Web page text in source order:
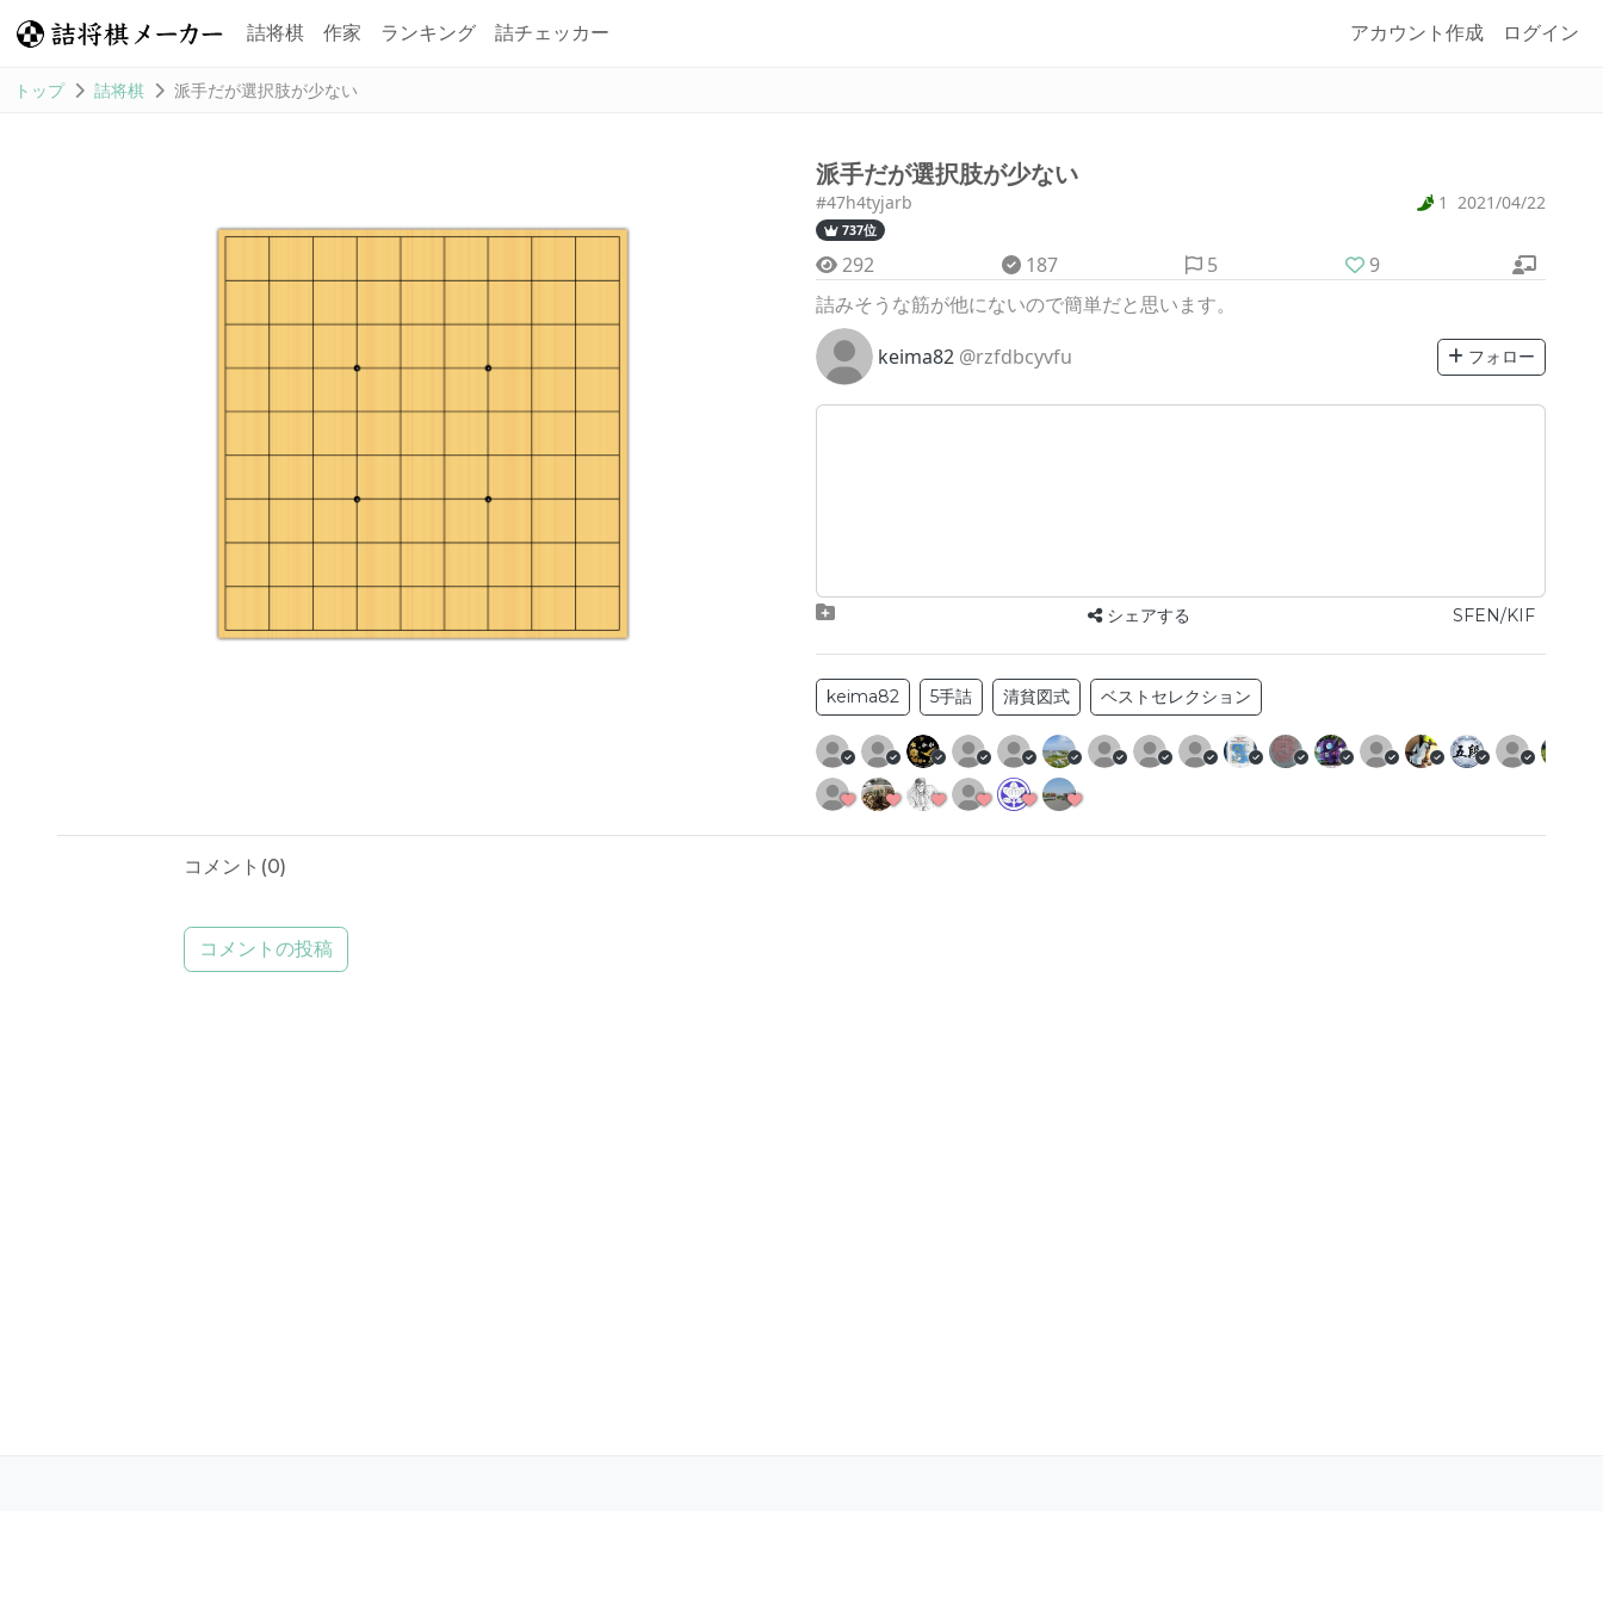
詰将棋 作家 ランキング 詰チェッカー アカウント作成 ログイン
トップ 詰将棋 派手だが選択肢が少ない
派手だが選択肢が少ない
#47h4tyjarb 1 2021/04/22
737位
292 187 5
9
詰みそうな筋が他にないので簡単だと思います。
keima82 @rzfdbcyvfu フォロー
シェアする SFEN/KIF
keima82 5手詰 清貧図式 ベストセレクション
コメント(0)
コメントの投稿